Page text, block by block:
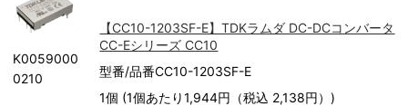
K0059000
0210
【CC10-1203SF-E】TDKラムダ DC-DCコンバータ
CC-Eシリーズ CC10
型番/品番CC10-1203SF-E
1個 (1個あたり1,944円（税込 2,138円）)